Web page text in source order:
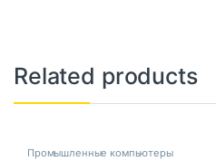
Related products
Промышленные компьютеры